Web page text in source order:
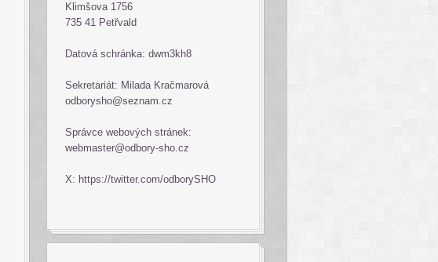
Klimšova 1756
735 41 Petřvald
Datová schránka: dwm3kh8
Sekretariát: Milada Kračmarová
odborysho@seznam.cz
Správce webových stránek:
webmaster@odbory-sho.cz
X: https://twitter.com/odborySHO